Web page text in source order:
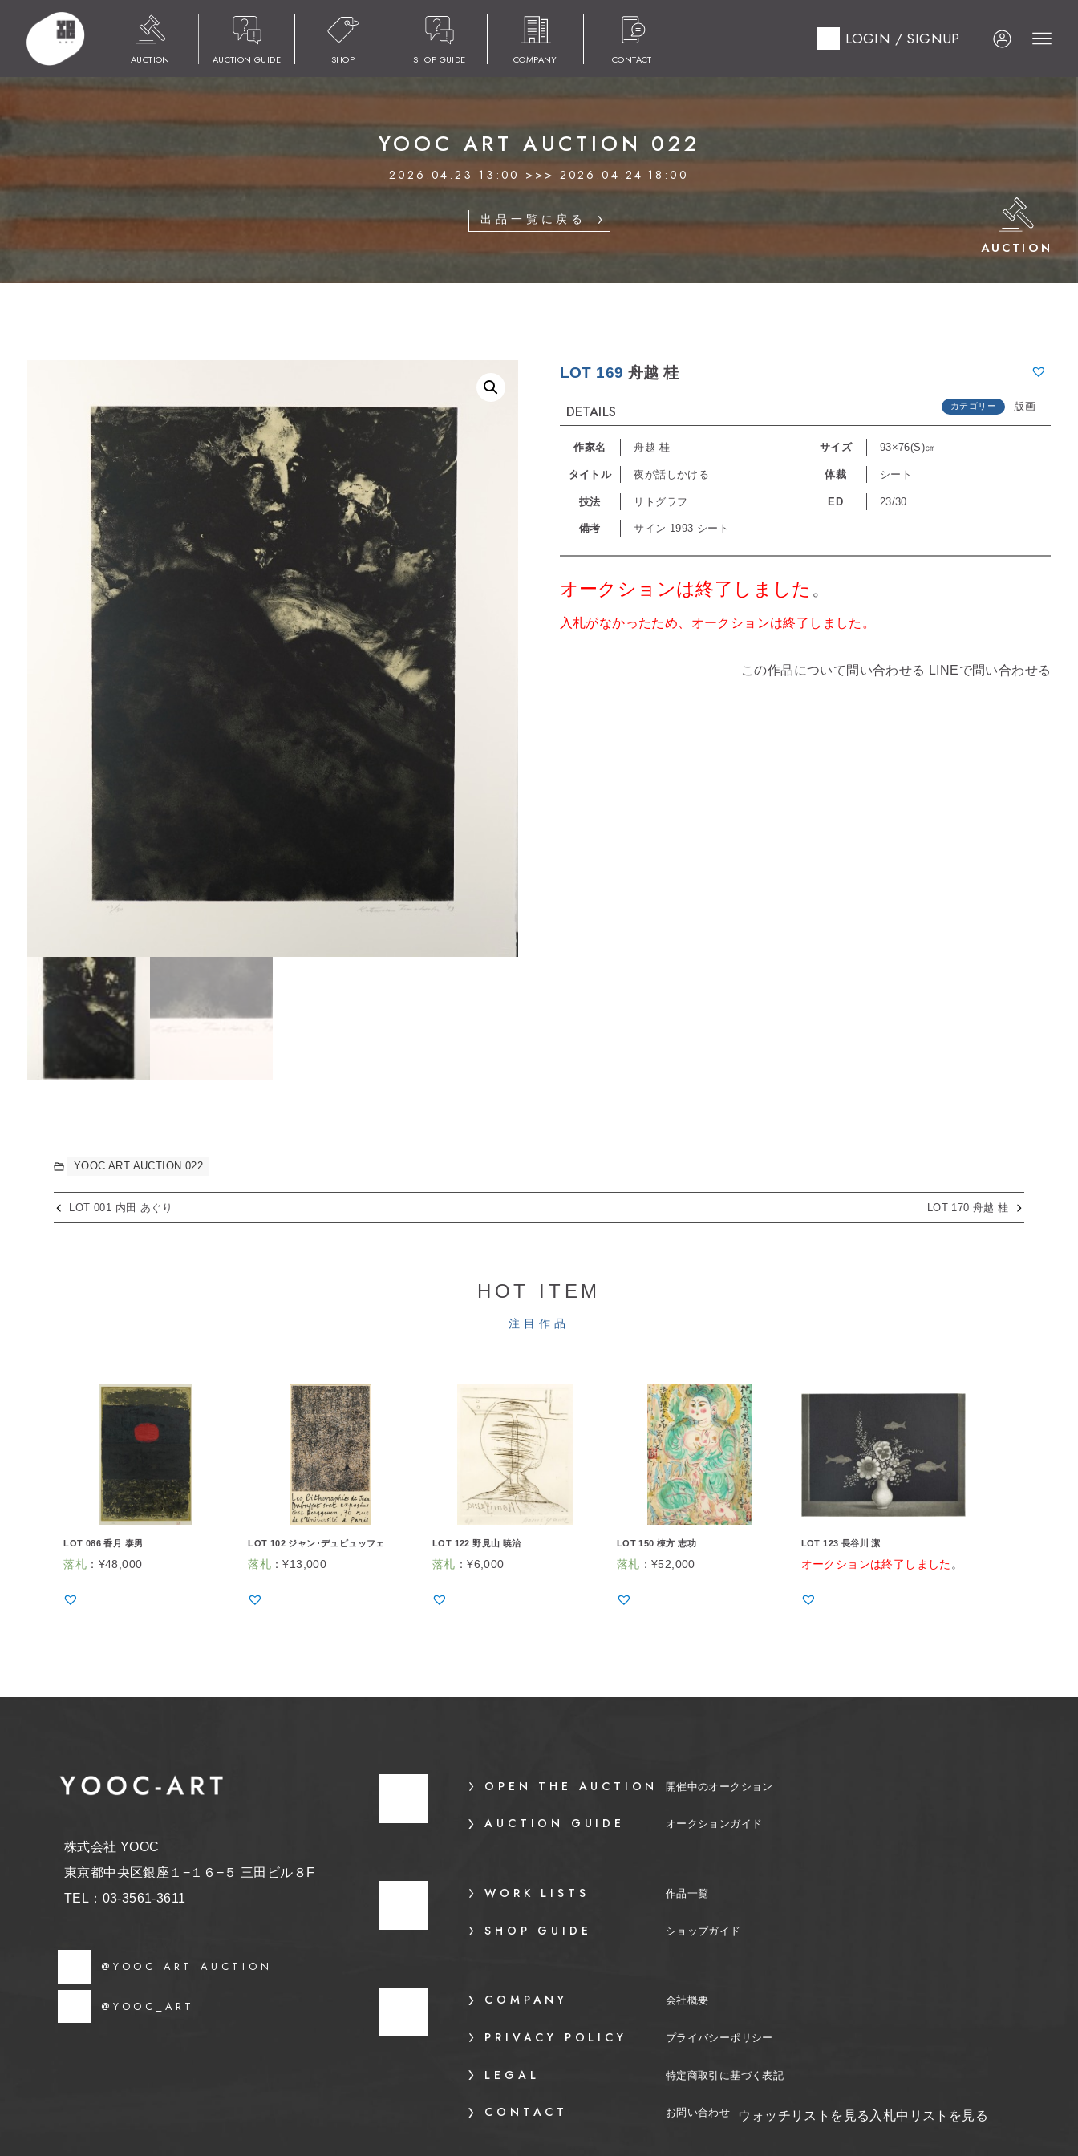
AUCTION AUCTION GUIDE SHOP SHOP GUIDE COMPANY CONTACT
LOGIN / SIGNUP
HOME YOOC ART AUCTION 022 LOT 169 舟越 桂
YOOC ART AUCTION 022
2026.04.23 13:00 >>> 2026.04.24 18:00
出品一覧に戻る
AUCTION
LOT 169 舟越 桂
DETAILS カテゴリー 版画
作家名 舟越 桂 サイズ 93×76(S)㎝
タイトル 夜が話しかける 体裁 シート
技法 リトグラフ ED 23/30
備考 サイン 1993 シート
オークションは終了しました 。
入札がなかったため、オークションは終了しました。
この作品について問い合わせる LINEで問い合わせる
YOOC ART AUCTION 022
LOT 001 内田 あぐり LOT 170 舟越 桂
HOT ITEM
注目作品
LOT 086 香月 泰男
落札 ： ¥48,000
LOT 102 ジャン･デュビュッフェ
落札：¥13,000
LOT 122 野見山 暁治
落札 ：¥6,000
LOT 150 棟方 志功
落札 ： ¥52,000
LOT 123 長谷川 潔
オークションは終了しました 。
株式会社 YOOC
東京都中央区銀座１−１６−５ 三田ビル８F
TEL：03-3561-3611
@YOOC ART AUCTION
@YOOC_ART
OPEN THE AUCTION 開催中のオークション
AUCTION GUIDE オークションガイド
WORK LISTS 作品一覧
SHOP GUIDE ショップガイド
COMPANY 会社概要
PRIVACY POLICY プライバシーポリシー
LEGAL 特定商取引に基づく表記
CONTACT お問い合わせ ウォッチリストを見る 入札中リストを見る